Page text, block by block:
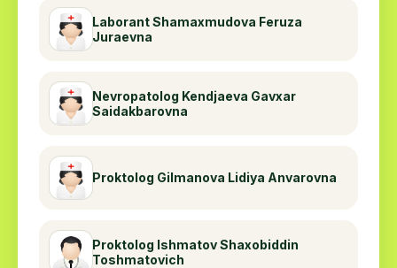
operatsiyalarni amalga oshiradilar, balki noyob
jarrohlik bo'lmagan usullardan ham
Klinikada siz ambulatoriya yoki qulay
shifoxonada davolanishingiz mumkin.
Tez tiklanish uchun Medimax xodimlari
davolanishning ijobiy hissiy komponentiga
Laborant Shamaxmudova Feruza
Juraevna
Nevropatolog Kendjaeva Gavxar
Saidakbarovna
Proktolog Gilmanova Lidiya Anvarovna
Proktolog Ishmatov Shaxobiddin
Toshmatovich